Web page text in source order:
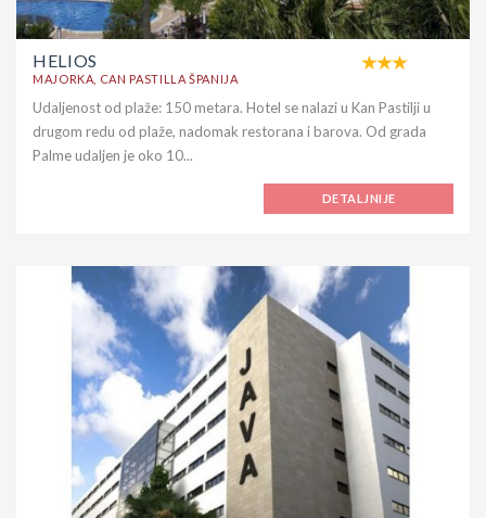
HELIOS
MAJORKA, CAN PASTILLA ŠPANIJA
Udaljenost od plaže: 150 metara. Hotel se nalazi u Kan Pastilji u
drugom redu od plaže, nadomak restorana i barova. Od grada
Palme udaljen je oko 10...
DETALJNIJE